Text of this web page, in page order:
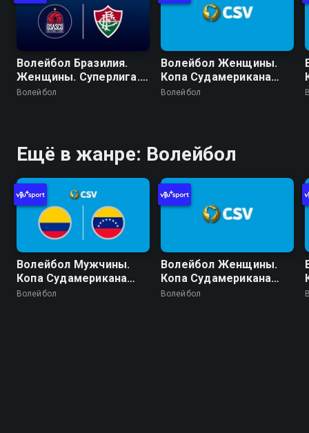
Волейбол Бразилия.
Женщины. Суперлига.
Регулярный сезон
Волейбол
Волейбол Женщины.
Копа Судамерикана
2026 (Лима, Перу).
Волейбол
Ещё в жанре: Волейбол
Волейбол Мужчины.
Копа Судамерикана
2026 (Кочабамба,
Волейбол
Волейбол Женщины.
Копа Судамерикана
2026 (Лима, Перу).
Волейбол